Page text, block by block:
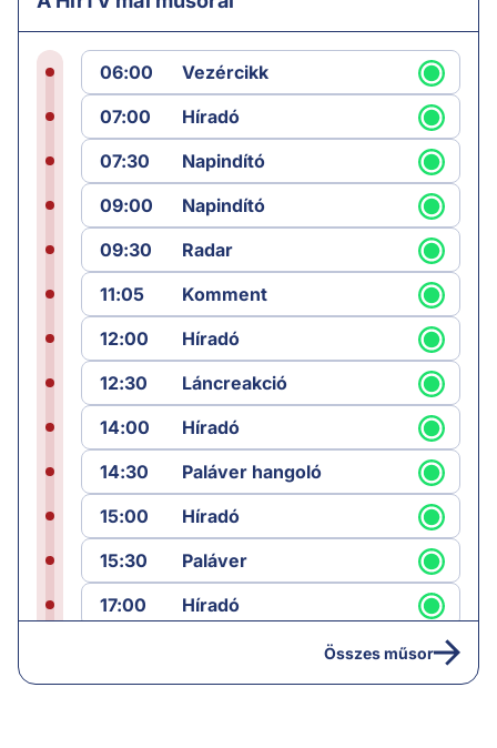
06:00
Vezércikk
07:00
Híradó
07:30
Napindító
09:00
Napindító
09:30
Radar
11:05
Komment
12:00
Híradó
12:30
Láncreakció
14:00
Híradó
14:30
Paláver hangoló
15:00
Híradó
15:30
Paláver
17:00
Híradó
Összes műsor